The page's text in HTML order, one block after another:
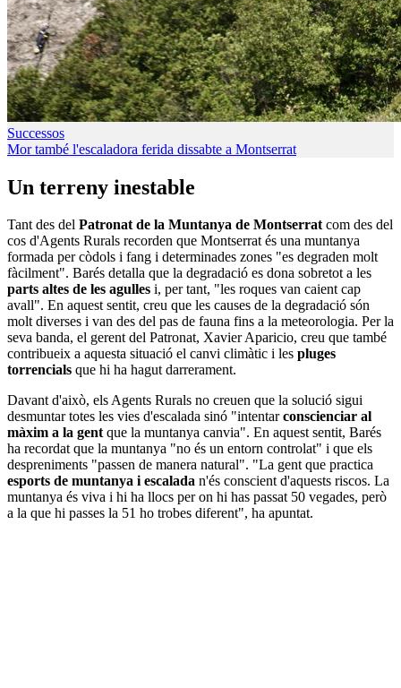
Successos
Mor també l'escaladora ferida dissabte a Montserrat
Un terreny inestable
Tant des del Patronat de la Muntanya de Montserratcom des del
cos d'Agents Rurals recorden que Montserrat és una muntanya
formada per còdols i fang i determinades zones "es degraden molt
fàcilment". Barés detalla que la degradació es dona sobretot a les
parts altes de les agulles i, per tant, "les roques van caient cap
avall". En aquest sentit, creu que les causes de la degradació són
molt diverses i van des del pas de fauna fins a la meteorologia. Per la
seva banda, el gerent del Patronat, Xavier Aparicio, creu que també
contribueix a aquesta situació el canvi climàtic i les pluges
torrencials que hi ha hagut darrerament.
Davant d'això, els Agents Rurals no creuen que la solució sigui
desmuntar totes les vies d'escalada sinó "intentarconscienciar al
màxim a la gentque la muntanya canvia". En aquest sentit, Barés
ha recordat que la muntanya "no és un entorn controlat" i que els
despreniments "passen de manera natural". "La gent que practica
esports de muntanya i escalada n'és conscient d'aquests riscos. La
muntanya és viva i hi ha llocs per on hi has passat 50 vegades, però
a la que hi passes la 51 ho trobes diferent", ha apuntat.